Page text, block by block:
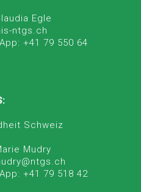
Egle
ntgs.ch
+41 79 550 64
Schweiz
Mudry
+41 79 518 42